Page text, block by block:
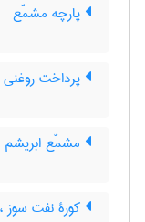
پارچه مشمّع
پرداخت روغنی
مشمّع ابریشم
کورۀ نفت